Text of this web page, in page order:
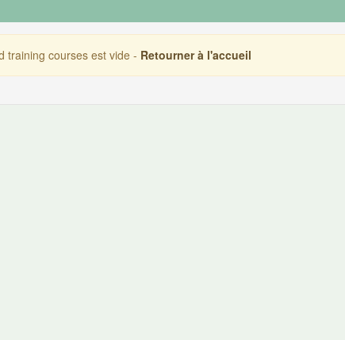
training courses est vide - Retourner à l'accueil